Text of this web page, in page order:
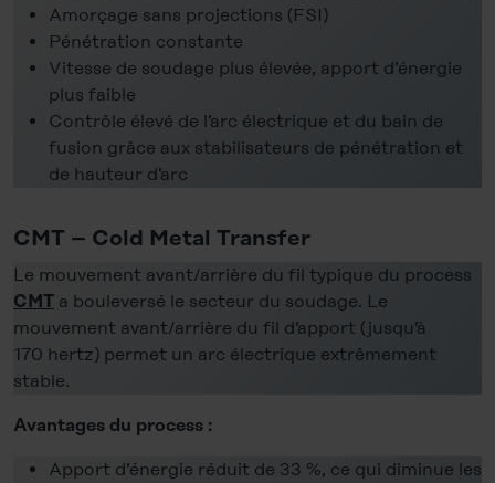
Amorçage sans projections (FSI)
Pénétration constante
Vitesse de soudage plus élevée, apport d’énergie
plus faible
Contrôle élevé de l’arc électrique et du bain de
fusion grâce aux stabilisateurs de pénétration et
de hauteur d’arc
CMT – Cold Metal Transfer
Le mouvement avant/arrière du fil typique du process
CMT a bouleversé le secteur du soudage. Le
mouvement avant/arrière du fil d’apport (jusqu’à
170 hertz) permet un arc électrique extrêmement
stable.
Avantages du process :
Apport d’énergie réduit de 33 %, ce qui diminue les